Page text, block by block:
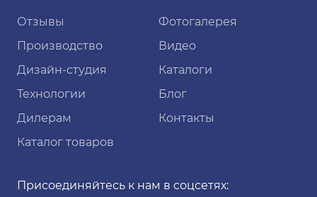
Отзывы
Производство
Дизайн-студия
Технологии
Дилерам
Каталог товаров
Фотогалерея
Видео
Каталоги
Блог
Контакты
Присоединяйтесь к нам в соцсетях: